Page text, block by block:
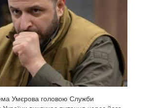
Умєрова головою Служби